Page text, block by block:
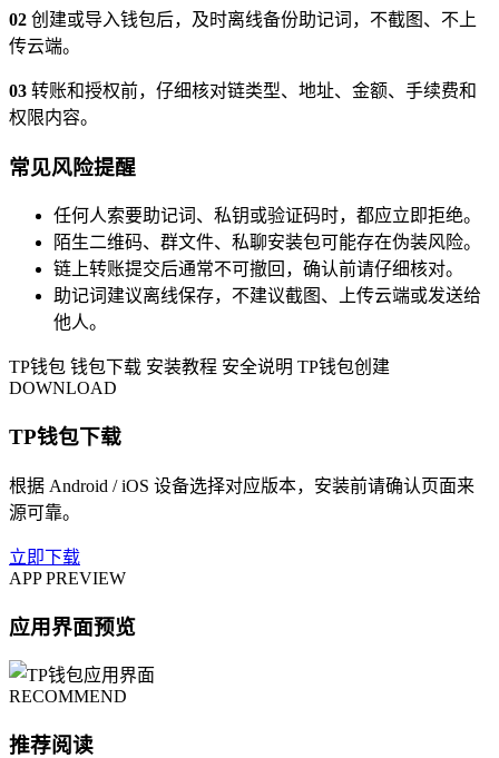
02 创建或导入钱包后，及时离线备份助记词，不截图、不上
传云端。
03 转账和授权前，仔细核对链类型、地址、金额、手续费和
权限内容。
常见风险提醒
任何人索要助记词、私钥或验证码时，都应立即拒绝。
陌生二维码、群文件、私聊安装包可能存在伪装风险。
链上转账提交后通常不可撤回，确认前请仔细核对。
助记词建议离线保存，不建议截图、上传云端或发送给
他人。
TP钱包 钱包下载 安装教程 安全说明 TP钱包创建
DOWNLOAD
TP钱包下载
根据 Android / iOS 设备选择对应版本，安装前请确认页面来
源可靠。
立即下载
APP PREVIEW
应用界面预览
RECOMMEND
推荐阅读